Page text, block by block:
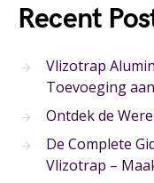
Recent
Vlizotrap
Toevoeging
Ontdek de
De Complete
Vlizotrap –